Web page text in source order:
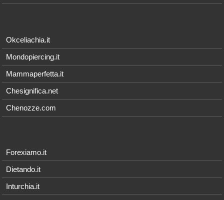
Okceliachia.it
Mondopiercing.it
Mammaperfetta.it
Chesignifica.net
Chenozze.com
Forexiamo.it
Dietando.it
Inturchia.it